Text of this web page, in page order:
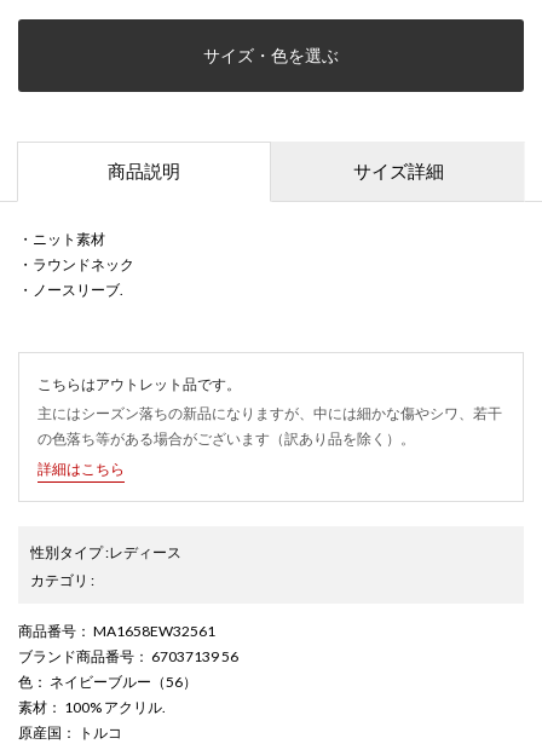
サイズ・色を選ぶ
商品説明 サイズ詳細
・ニット素材
・ラウンドネック
・ノースリーブ.
こちらはアウトレット品です。
主にはシーズン落ちの新品になりますが、中には細かな傷やシワ、若干
の色落ち等がある場合がございます（訳あり品を除く）。
詳細はこちら
性別タイプ:レディース
カテゴリ :
商品番号 ： MA1658EW32561
ブランド商品番号 ： 67037139 56
色 ： ネイビーブルー（56）
素材 ： 100% アクリル.
原産国 ： トルコ